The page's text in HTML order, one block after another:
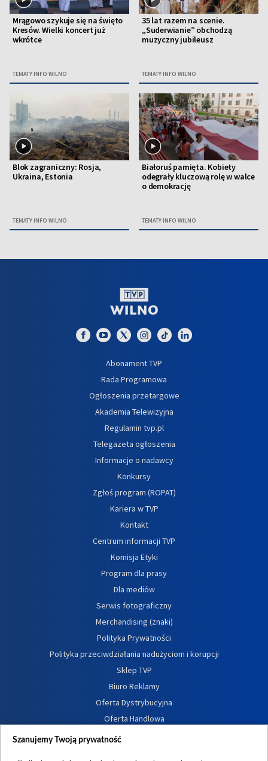
Mrągowo szykuje się na święto
Kresów. Wielki koncert już
wkrótce
TEMATY INFO WILNO
35 lat razem na scenie.
„Suderwianie” obchodzą
muzyczny jubileusz
TEMATY INFO WILNO
Blok zagraniczny: Rosja,
Ukraina, Estonia
TEMATY INFO WILNO
Białoruś pamięta. Kobiety
odegrały kluczową rolę w walce
o demokrację
TEMATY INFO WILNO
Abonament TVP
Rada Programowa
Ogłoszenia przetargowe
Akademia Telewizyjna
Regulamin tvp.pl
Telegazeta ogłoszenia
Informacje o nadawcy
Konkursy
Zgłoś program (ROPAT)
Kariera w TVP
Kontakt
Centrum informacji TVP
Komisja Etyki
Program dla prasy
Dla mediów
Serwis fotograficzny
Merchandising (znaki)
Polityka Prywatności
Polityka przeciwdziałania nadużyciom i korupcji
Sklep TVP
Biuro Reklamy
Oferta Dystrybucyjna
Oferta Handlowa
Dostępność
Szanujemy Twoją prywatność